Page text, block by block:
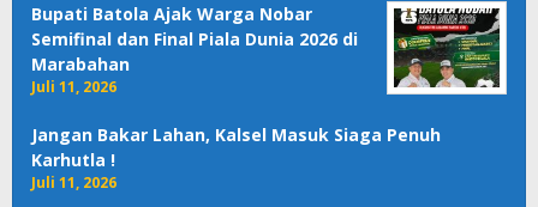
Bupati Batola Ajak Warga Nobar
Semifinal dan Final Piala Dunia 2026 di
Marabahan
Juli 11, 2026
Jangan Bakar Lahan, Kalsel Masuk Siaga Penuh
Karhutla !
Juli 11, 2026